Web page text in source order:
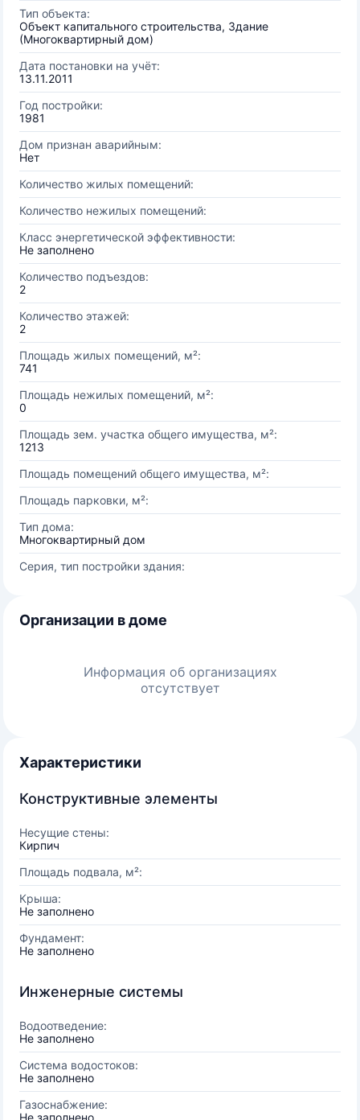
Тип объекта:
Объект капитального строительства, Здание
(Многоквартирный дом)
Дата постановки на учёт:
13.11.2011
Год постройки:
1981
Дом признан аварийным:
Нет
Количество жилых помещений:
Количество нежилых помещений:
Класс энергетической эффективности:
Не заполнено
Количество подъездов:
2
Количество этажей:
2
Площадь жилых помещений, м²:
741
Площадь нежилых помещений, м²:
0
Площадь зем. участка общего имущества, м²:
1213
Площадь помещений общего имущества, м²:
Площадь парковки, м²:
Тип дома:
Многоквартирный дом
Серия, тип постройки здания:
Организации в доме
Информация об организациях
отсутствует
Характеристики
Конструктивные элементы
Несущие стены:
Кирпич
Площадь подвала, м²:
Крыша:
Не заполнено
Фундамент:
Не заполнено
Инженерные системы
Водоотведение:
Не заполнено
Система водостоков:
Не заполнено
Газоснабжение:
Не заполнено